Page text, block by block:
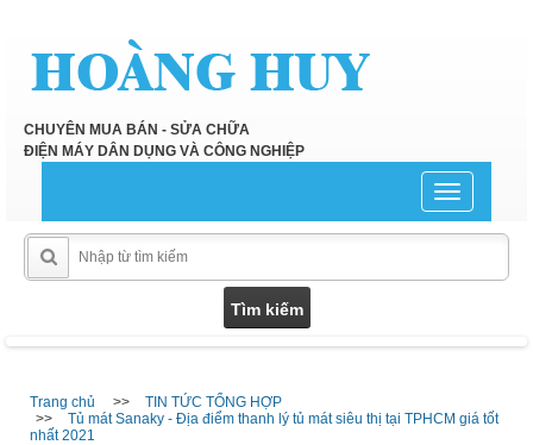
CHUYÊN MUA BÁN - SỬA CHỮA
ĐIỆN MÁY DÂN DỤNG VÀ CÔNG NGHIỆP
Toggle
navigation
Trang chủ
TIN TỨC TỔNG HỢP
Tủ mát Sanaky - Địa điểm thanh lý tủ mát siêu thị tại TPHCM giá tốt
nhất 2021